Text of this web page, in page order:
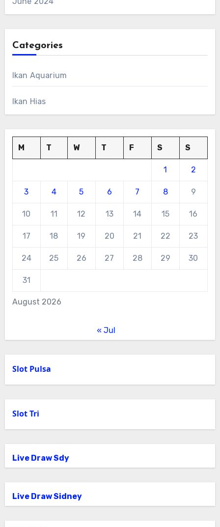
Categories
Ikan Aquarium
Ikan Hias
August 2026
M T W T F S S
1 2
3 4 5 6 7 8 9
10 11 12 13 14 15 16
17 18 19 20 21 22 23
24 25 26 27 28 29 30
31
« Jul
Slot Pulsa
Slot Tri
Live Draw Sdy
Live Draw Sidney